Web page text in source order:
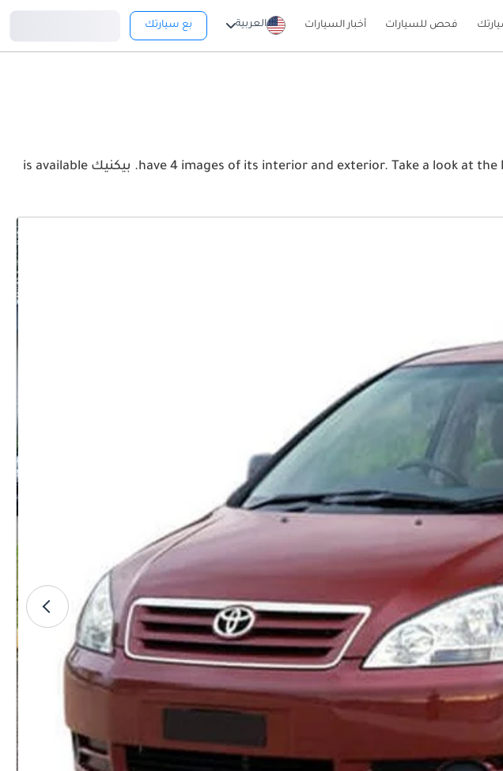
فحص للسيارات أخبار السيارات العربية بع سيارتك
View the latest تويوتا بيكنيك 2026 image gallery. تويوتا بيكنيك have 4 images of its interior and exterior. Take a look at the Front, Rear and Side profiles. بيكنيك is available